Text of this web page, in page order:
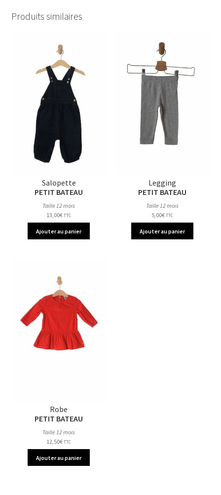
Produits similaires
Salopette
PETIT BATEAU
Taille 12 mois
13,00€ TTC
Ajouter au panier
Legging
PETIT BATEAU
Taille 12 mois
5,00€ TTC
Ajouter au panier
Robe
PETIT BATEAU
Taille 12 mois
12,50€ TTC
Ajouter au panier